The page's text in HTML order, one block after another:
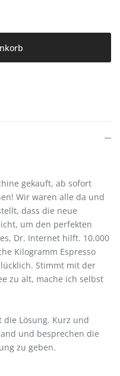
gekauft, ab sofort
Wir waren alle da und
dass die neue
um den perfekten
Dr. Internet hilft. 10.000
Kilogramm Espresso
Stimmt mit der
zu alt, mache ich selbst
die Lösung. Kurz und
und besprechen die
zu geben.